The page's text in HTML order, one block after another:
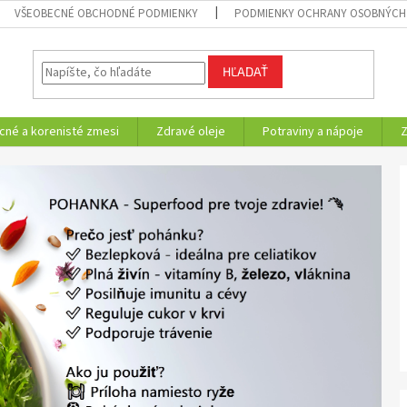
VŠEOBECNÉ OBCHODNÉ PODMIENKY PODMIENKY OCHRANY OSOBNÝCH
HĽADAŤ
a korenisté zmesi Zdravé oleje Potraviny a nápoje